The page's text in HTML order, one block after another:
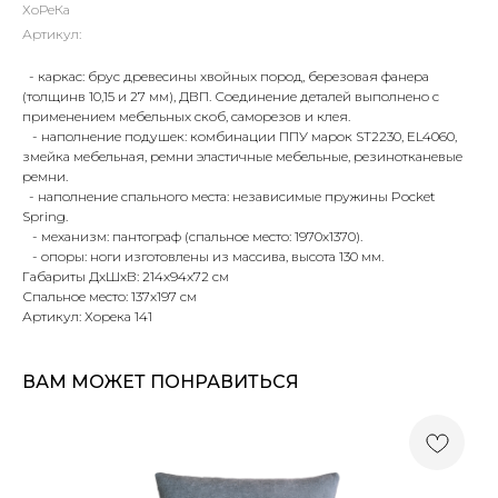
ХоРеКа
Артикул:
- каркас: брус древесины хвойных пород, березовая фанера
(толщинв 10,15 и 27 мм), ДВП. Соединение деталей выполнено с
применением мебельных скоб, саморезов и клея.
- наполнение подушек: комбинации ППУ марок ST2230, EL4060,
змейка мебельная, ремни эластичные мебельные, резинотканевые
ремни.
- наполнение спального места: независимые пружины Pocket
Spring.
- механизм: пантограф (спальное место: 1970х1370).
- опоры: ноги изготовлены из массива, высота 130 мм.
Габариты ДхШхВ: 214х94х72 см
Спальное место: 137х197 см
Артикул: Хорека 141
ВАМ МОЖЕТ ПОНРАВИТЬСЯ